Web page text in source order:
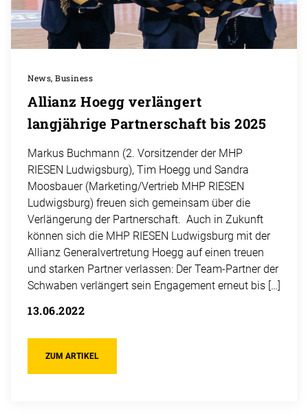
News, Business
Allianz Hoegg verlängert
langjährige Partnerschaft bis 2025
Markus Buchmann (2. Vorsitzender der MHP
RIESEN Ludwigsburg), Tim Hoegg und Sandra
Moosbauer (Marketing/Vertrieb MHP RIESEN
Ludwigsburg) freuen sich gemeinsam über die
Verlängerung der Partnerschaft. Auch in Zukunft
können sich die MHP RIESEN Ludwigsburg mit der
Allianz Generalvertretung Hoegg auf einen treuen
und starken Partner verlassen: Der Team-Partner der
Schwaben verlängert sein Engagement erneut bis […]
13.06.2022
ZUM ARTIKEL